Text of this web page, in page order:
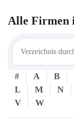
Alle Firmen
# A B
L
M N
V
W